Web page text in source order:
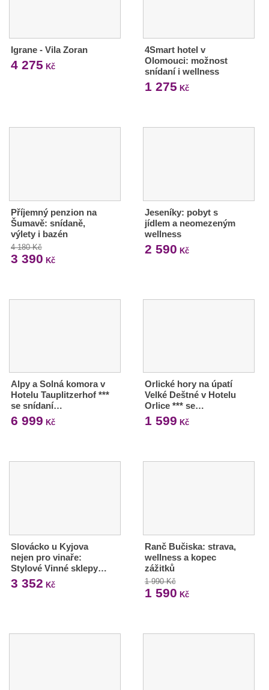
Igrane - Vila Zoran
4 275 Kč
4Smart hotel v
Olomouci: možnost
snídaní i wellness
1 275 Kč
Příjemný penzion na
Šumavě: snídaně,
výlety i bazén
4 180 Kč
3 390 Kč
Jeseníky: pobyt s
jídlem a neomezeným
wellness
2 590 Kč
Alpy a Solná komora v
Hotelu Tauplitzerhof ***
se snídaní…
6 999 Kč
Orlické hory na úpatí
Velké Deštné v Hotelu
Orlice *** se…
1 599 Kč
Slovácko u Kyjova
nejen pro vinaře:
Stylové Vinné sklepy…
3 352 Kč
Ranč Bučiska: strava,
wellness a kopec
zážitků
1 990 Kč
1 590 Kč